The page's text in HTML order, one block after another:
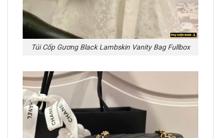
Túi Cốp Gương Black Lambskin Vanity Bag Fullbox